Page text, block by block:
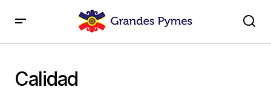
Calidad